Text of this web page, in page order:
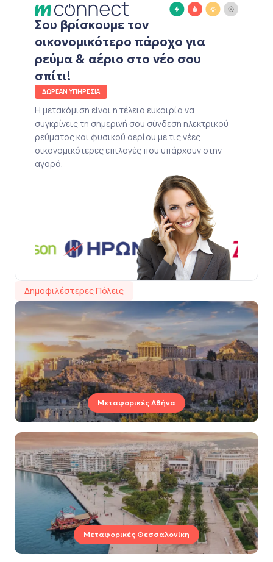
Σου βρίσκουμε τον
οικονομικότερο πάροχο για
ρεύμα & αέριο στο νέο σου
σπίτι!
ΔΩΡΕΑΝ ΥΠΗΡΕΣΙΑ
Η μετακόμιση είναι η τέλεια ευκαιρία να
συγκρίνεις τη σημερινή σου σύνδεση ηλεκτρικού
ρεύματος και φυσικού αερίου με τις νέες
οικονομικότερες επιλογές που υπάρχουν στην
αγορά.
Δημοφιλέστερες Πόλεις
Μεταφορικές Αθήνα
Μεταφορικές Θεσσαλονίκη